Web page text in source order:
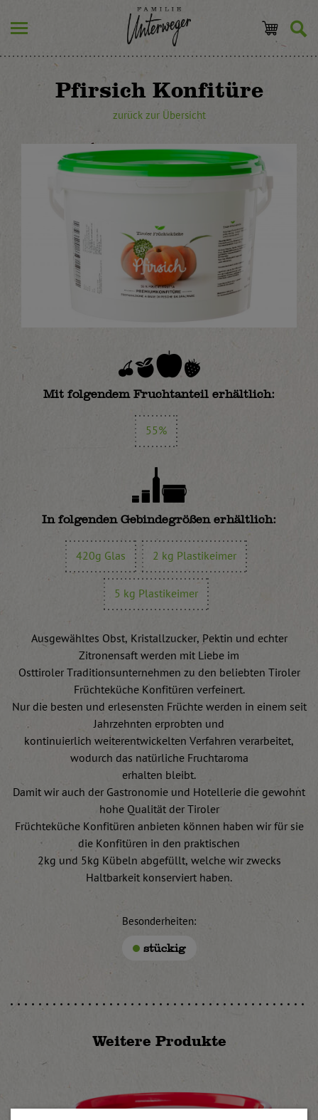
Pfirsich Konfitüre
zurück zur Übersicht
Mit folgendem Fruchtanteil erhältlich:
55%
In folgenden Gebindegrößen erhältlich:
420g Glas 2 kg Plastikeimer
5 kg Plastikeimer
Ausgewähltes Obst, Kristallzucker, Pektin und echter
Zitronensaft werden mit Liebe im
Osttiroler Traditionsunternehmen zu den beliebten Tiroler
Früchteküche Konfitüren verfeinert.
Nur die besten und erlesensten Früchte werden in einem seit
Jahrzehnten erprobten und
kontinuierlich weiterentwickelten Verfahren verarbeitet,
wodurch das natürliche Fruchtaroma
erhalten bleibt.
Damit wir auch der Gastronomie und Hotellerie die gewohnt
hohe Qualität der Tiroler
Früchteküche Konfitüren anbieten können haben wir für sie
die Konfitüren in den praktischen
2kg und 5kg Kübeln abgefüllt, welche wir zwecks
Haltbarkeit konserviert haben.
Besonderheiten:
stückig
Weitere Produkte